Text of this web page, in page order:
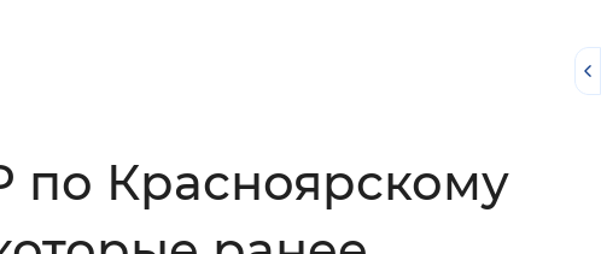
Красноярскому